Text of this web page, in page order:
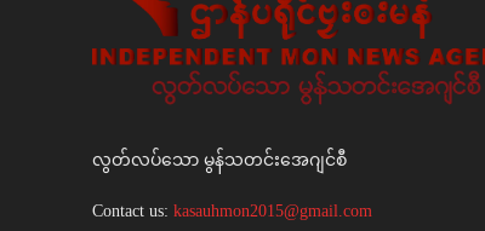
လွတ်လပ်သော မွန်သတင်းအေဂျင်စီ
Contact us: kasauhmon2015@gmail.com